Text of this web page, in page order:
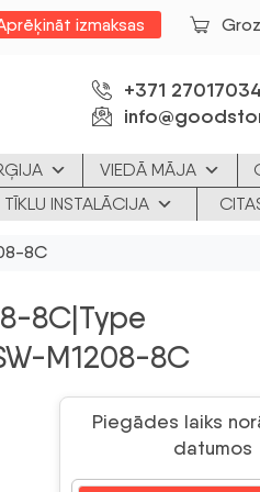
izmaksas
+371
VIEDĀ MĀJA
TĪKLU INSTALĀCIJA
8C
8C|Type
M1208-8C
Piegādes laiks
datumos